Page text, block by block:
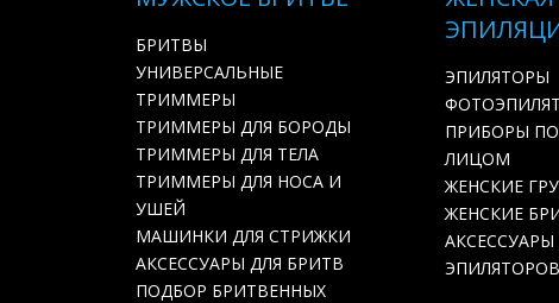
БРИТВЫ
УНИВЕРСАЛЬНЫЕ
ТРИММЕРЫ
ТРИММЕРЫ ДЛЯ БОРОДЫ
ТРИММЕРЫ ДЛЯ ТЕЛА
ТРИММЕРЫ ДЛЯ НОСА И
УШЕЙ
МАШИНКИ ДЛЯ СТРИЖКИ
АКСЕССУАРЫ ДЛЯ БРИТВ
ПОДБОР БРИТВЕННЫХ
ЭПИЛЯТОРЫ
ПРИБОРЫ
ЛИЦОМ
ЖЕНСКИЕ
ЖЕНСКИЕ
АКСЕССУАРЫ
ЭПИЛЯТОРОВ